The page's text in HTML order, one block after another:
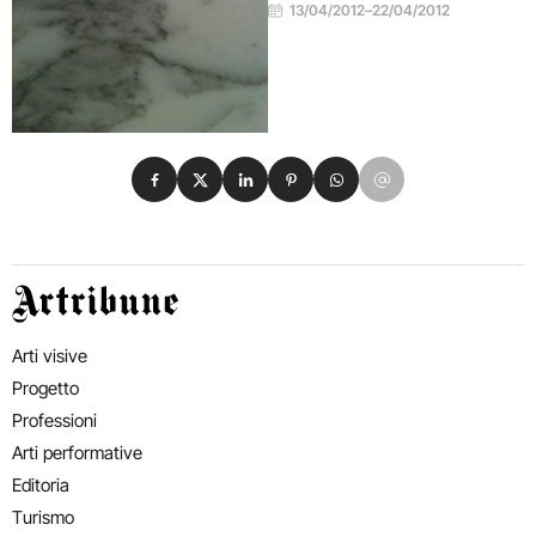
13/04/2012–22/04/2012
Condividi su Facebook
Condividi su X
Condividi su LinkedIn
Condividi su Pinterest
Condividi su WhatsApp
Condividi su Email
Artribune
Arti visive
Progetto
Professioni
Arti performative
Editoria
Turismo